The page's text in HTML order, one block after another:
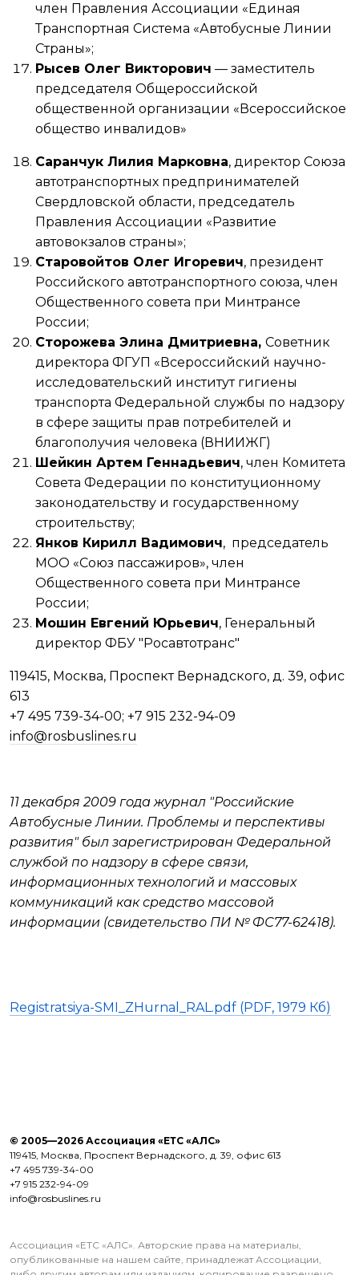
член Правления Ассоциации «Единая
Транспортная Система «Автобусные Линии
Страны»;
Рысев Олег Викторович — заместитель
председателя Общероссийской
общественной организации «Всероссийское
общество инвалидов»
Саранчук Лилия Марковна, директор Союза
автотранспортных предпринимателей
Свердловской области, председатель
Правления Ассоциации «Развитие
автовокзалов страны»;
Старовойтов Олег Игоревич, президент
Российского автотранспортного союза, член
Общественного совета при Минтрансе
России;
Сторожева Элина Дмитриевна, Советник
директора ФГУП «Всероссийский научно-
исследовательский институт гигиены
транспорта Федеральной службы по надзору
в сфере защиты прав потребителей и
благополучия человека (ВНИИЖГ)
Шейкин Артем Геннадьевич, член Комитета
Совета Федерации по конституционному
законодательству и государственному
строительству;
Янков Кирилл Вадимович, председатель
МОО «Союз пассажиров», член
Общественного совета при Минтрансе
России;
Мошин Евгений Юрьевич, Генеральный
директор ФБУ "Росавтотранс"
119415, Москва, Проспект Вернадского, д. 39, офис
613
+7 495 739-34-00; +7 915 232-94-09
info@rosbuslines.ru
11 декабря 2009 года журнал "Российские
Автобусные Линии. Проблемы и перспективы
развития" был зарегистрирован Федеральной
службой по надзору в сфере связи,
информационных технологий и массовых
коммуникаций как средство массовой
информации (свидетельство ПИ № ФС77-62418).
Registratsiya-SMI_ZHurnal_RAL.pdf (PDF, 1979 Кб)
© 2005—2026 Ассоциация «ЕТС «АЛС»
119415, Москва, Проспект Вернадского, д. 39, офис 613
+7 495 739-34-00
+7 915 232-94-09
info@rosbuslines.ru
Ассоциация «ЕТС «АЛС». Авторские права на материалы,
опубликованные на нашем сайте, принадлежат Ассоциации,